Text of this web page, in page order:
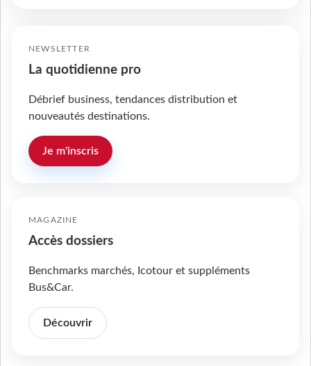
NEWSLETTER
La quotidienne pro
Débrief business, tendances distribution et
nouveautés destinations.
Je m'inscris
MAGAZINE
Accès dossiers
Benchmarks marchés, Icotour et suppléments
Bus&Car.
Découvrir